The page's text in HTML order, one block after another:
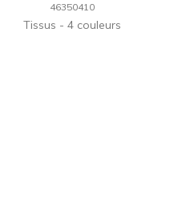
46350410
Tissus 4 couleurs